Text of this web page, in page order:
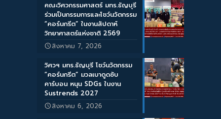
คณะวิศวกรรมศาสตร์ มทร.ธัญบุรี
ร่วมเป็นกรรมการและโชว์นวัตกรรม
“คอร์นกรีต” ในงานสัปดาห์
วิทยาศาสตร์แห่งชาติ 2569
สิงหาคม 7, 2026
วิศวฯ มทร.ธัญบุรี โชว์นวัตกรรม
“คอร์นกรีต” มวลเบาดูดซับ
คาร์บอน หนุน SDGs ในงาน
Sustrends 2027
สิงหาคม 6, 2026